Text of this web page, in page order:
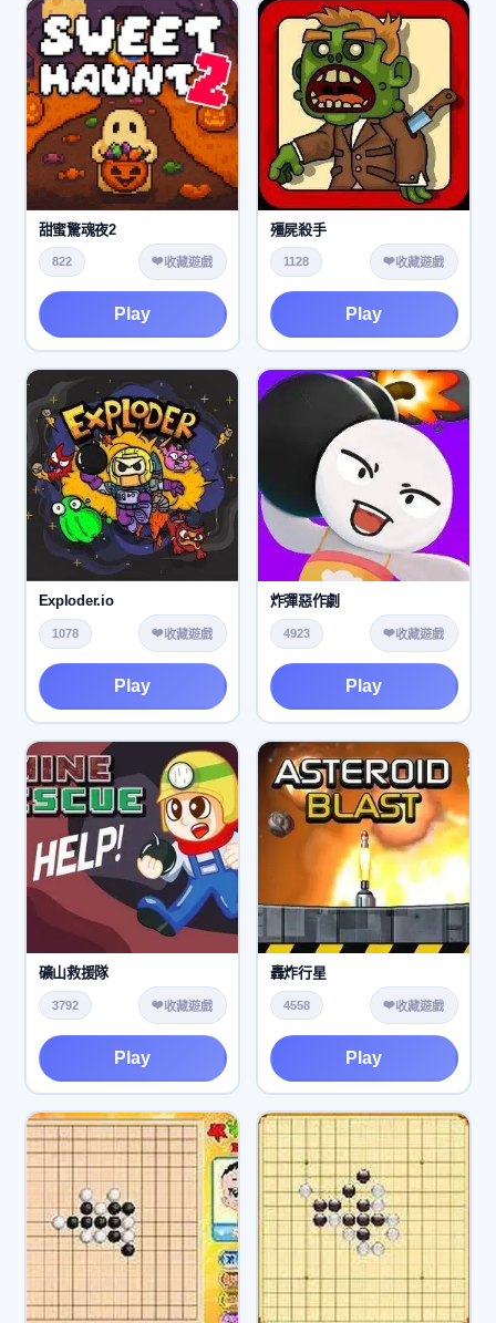
甜蜜驚魂夜2
822 ❤️收藏遊戲
Play
殭屍殺手
1128 ❤️收藏遊戲
Play
Exploder.io
1078 ❤️收藏遊戲
Play
炸彈惡作劇
4923 ❤️收藏遊戲
Play
礦山救援隊
3792 ❤️收藏遊戲
Play
轟炸行星
4558 ❤️收藏遊戲
Play